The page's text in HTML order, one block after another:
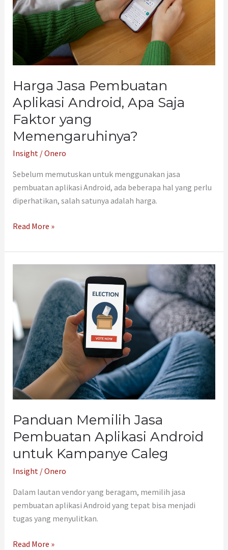
Harga Jasa Pembuatan
Aplikasi Android, Apa Saja
Faktor yang
Memengaruhinya?
Insight /Onero
Sebelum memutuskan untuk menggunakan jasa
pembuatan aplikasi Android, ada beberapa hal yang perlu
diperhatikan, salah satunya adalah harga.
Apa
Saja
Faktor
Memengaruhinya?
Read More »
Panduan Memilih Jasa
Pembuatan Aplikasi Android
untuk Kampanye Caleg
Insight /Onero
Dalam lautan vendor yang beragam, memilih jasa
pembuatan aplikasi Android yang tepat bisa menjadi
tugas yang menyulitkan.
Pembuatan
Aplikasi
Android
untuk
Kampanye
Caleg
Read More »